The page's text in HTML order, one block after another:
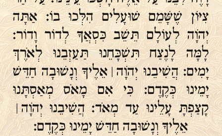
צִיּוֹן שֶׁשָּׁמֵם שׁוּעָלִים הִלְּכוּ בוֹ׃ אַתָּה
יְהֹוָה לְעוֹלָם תֵּשֵׁב כִּסְאֲךָ לְדוֹר וָדוֹר׃
לָמָּה לָנֶצַח תִּשְׁכָּחֵנוּ תַּעַזְבֵנוּ לְאֹרֶךְ
יָמִים׃ הֲשִׁיבֵנוּ יְהֹוָה ׀ אֵלֶיךָ וְנָשׁוּבָה חַדֵּשׁ
יָמֵינוּ כְּקֶדֶם׃ כִּי אִם מָאֹס מְאַסְתָּנוּ
קָצַפְתָּ עָלֵינוּ עַד מְאֹד׃ הֲשִׁיבֵנוּ יְהֹוָה ׀
אֵלֶיךָ וְנָשׁוּבָה חַדֵּשׁ יָמֵינוּ כְּקֶדֶם׃